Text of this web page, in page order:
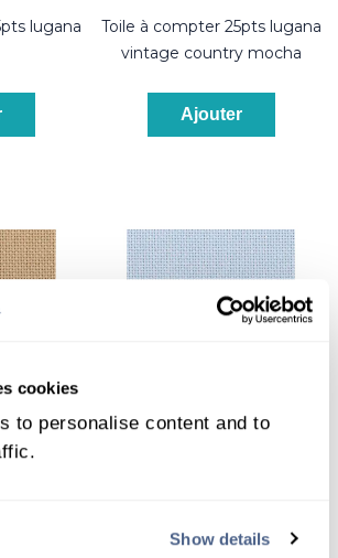
cookies
to personalise content and to
Show details
toile à compter 25pts lugana
vintage country mocha
Ajouter
wedgewood